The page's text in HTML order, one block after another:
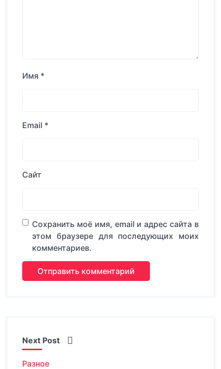
Имя *
Email *
Сайт
Сохранить моё имя, email и адрес сайта в
этом браузере для последующих моих
комментариев.
Next Post
Разное